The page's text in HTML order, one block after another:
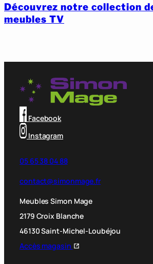
Découvrez notre collection
meubles TV
Facebook
Instagram
05 65 38 04 88
contact@simonmage.fr
Meubles Simon Mage
2179 Croix Blanche
46130 Saint-Michel-Loubéjou
Accès magasin